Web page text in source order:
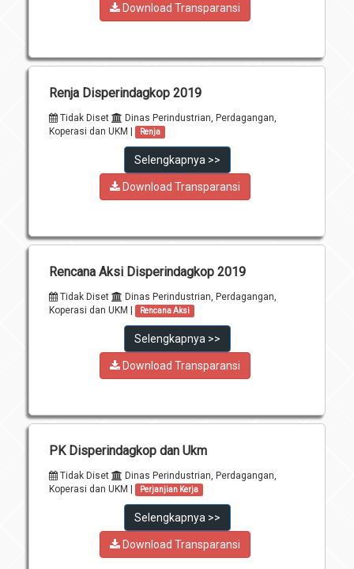
Download Transparansi
Renja Disperindagkop 2019
Tidak Diset
Dinas Perindustrian, Perdagangan,
Koperasi dan UKM |
Renja
Selengkapnya >>
Download Transparansi
Rencana Aksi Disperindagkop 2019
Tidak Diset
Dinas Perindustrian, Perdagangan,
Koperasi dan UKM |
Rencana Aksi
Selengkapnya >>
Download Transparansi
PK Disperindagkop dan Ukm
Tidak Diset
Dinas Perindustrian, Perdagangan,
Koperasi dan UKM |
Perjanjian Kerja
Selengkapnya >>
Download Transparansi